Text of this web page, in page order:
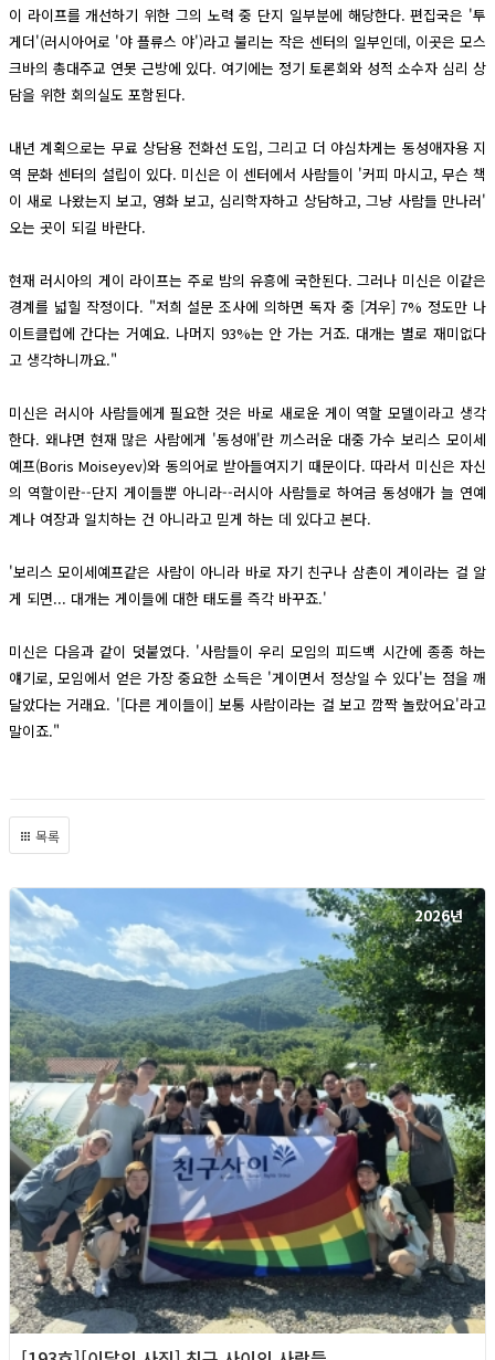
이 라이프를 개선하기 위한 그의 노력 중 단지 일부분에 해당한다. 편집국은 '투
게더'(러시아어로 '야 플류스 야')라고 불리는 작은 센터의 일부인데, 이곳은 모스
크바의 총대주교 연못 근방에 있다. 여기에는 정기 토론회와 성적 소수자 심리 상
담을 위한 회의실도 포함된다.
내년 계획으로는 무료 상담용 전화선 도입, 그리고 더 야심차게는 동성애자용 지
역 문화 센터의 설립이 있다. 미신은 이 센터에서 사람들이 '커피 마시고, 무슨 책
이 새로 나왔는지 보고, 영화 보고, 심리학자하고 상담하고, 그냥 사람들 만나러'
오는 곳이 되길 바란다.
현재 러시아의 게이 라이프는 주로 밤의 유흥에 국한된다. 그러나 미신은 이같은
경계를 넓힐 작정이다. "저희 설문 조사에 의하면 독자 중 [겨우] 7% 정도만 나
이트클럽에 간다는 거예요. 나머지 93%는 안 가는 거죠. 대개는 별로 재미없다
고 생각하니까요."
미신은 러시아 사람들에게 필요한 것은 바로 새로운 게이 역할 모델이라고 생각
한다. 왜냐면 현재 많은 사람에게 '동성애'란 끼스러운 대중 가수 보리스 모이세
예프(Boris Moiseyev)와 동의어로 받아들여지기 때문이다. 따라서 미신은 자신
의 역할이란--단지 게이들뿐 아니라--러시아 사람들로 하여금 동성애가 늘 연예
계나 여장과 일치하는 건 아니라고 믿게 하는 데 있다고 본다.
'보리스 모이세예프같은 사람이 아니라 바로 자기 친구나 삼촌이 게이라는 걸 알
게 되면... 대개는 게이들에 대한 태도를 즉각 바꾸죠.'
미신은 다음과 같이 덧붙였다. '사람들이 우리 모임의 피드백 시간에 종종 하는
얘기로, 모임에서 얻은 가장 중요한 소득은 '게이면서 정상일 수 있다'는 점을 깨
달았다는 거래요. '[다른 게이들이] 보통 사람이라는 걸 보고 깜짝 놀랐어요'라고
말이죠."
목록
2026년